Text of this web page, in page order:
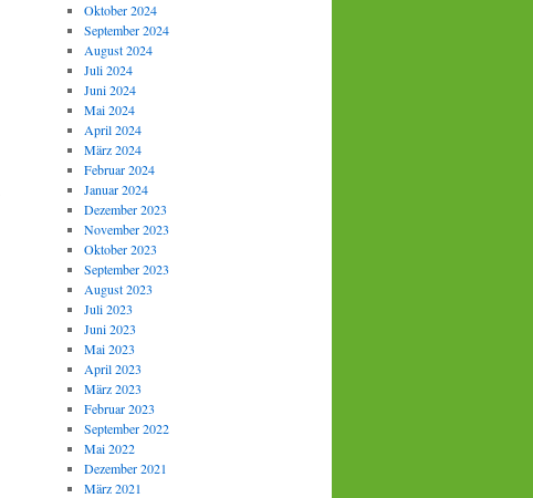
Oktober 2024
September 2024
August 2024
Juli 2024
Juni 2024
Mai 2024
April 2024
März 2024
Februar 2024
Januar 2024
Dezember 2023
November 2023
Oktober 2023
September 2023
August 2023
Juli 2023
Juni 2023
Mai 2023
April 2023
März 2023
Februar 2023
September 2022
Mai 2022
Dezember 2021
März 2021